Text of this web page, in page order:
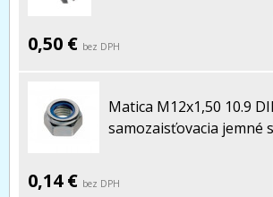
0,50 € bez DPH
Matica M12x1,50 10.9
samozaisťovacia jemné
0,14 € bez DPH